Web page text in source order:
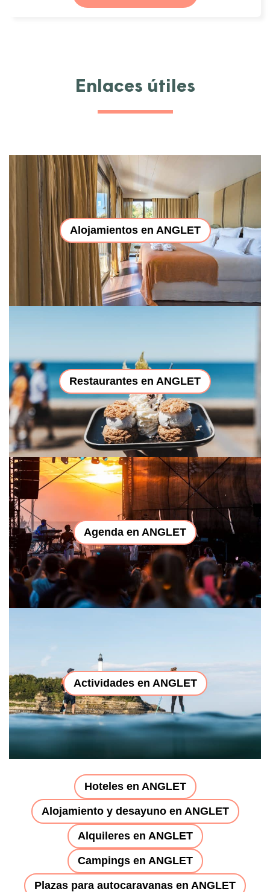
Enlaces útiles
Alojamientos en ANGLET
Restaurantes en ANGLET
Agenda en ANGLET
Actividades en ANGLET
Hoteles en ANGLET
Alojamiento y desayuno en ANGLET
Alquileres en ANGLET
Campings en ANGLET
Plazas para autocaravanas en ANGLET